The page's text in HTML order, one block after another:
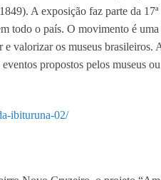
A exposição faz parte da 17ª
todo o país. O movimento é
valorizar os museus brasileiros.
propostos pelos museus
ibituruna-02/